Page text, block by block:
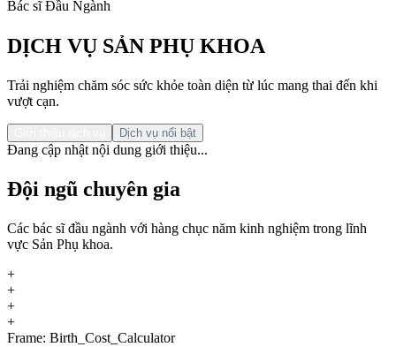
Bác sĩ Đầu Ngành
DỊCH VỤ SẢN PHỤ KHOA
Trải nghiệm chăm sóc sức khỏe toàn diện từ lúc mang thai đến khi
vượt cạn.
Dịch vụ nổi bật
Đang cập nhật nội dung giới thiệu...
Đội ngũ chuyên gia
Các bác sĩ đầu ngành với hàng chục năm kinh nghiệm trong lĩnh
vực Sản Phụ khoa.
+
+
+
+
Frame: Birth_Cost_Calculator